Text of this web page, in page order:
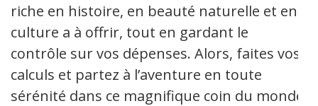
riche en histoire, en beauté naturelle et en
culture a à offrir, tout en gardant le
contrôle sur vos dépenses. Alors, faites vos
calculs et partez à l’aventure en toute
sérénité dans ce magnifique coin du monde